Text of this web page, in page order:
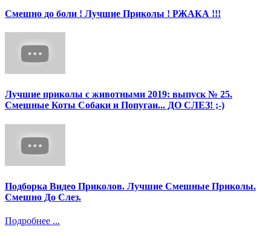
Смешно до боли ! Лучшие Приколы ! РЖАКА !!!
Лучшие приколы с животными 2019: выпуск № 25.
Смешные Коты Собаки и Попугаи... ДО СЛЕЗ! ;-)
Подборка Видео Приколов. Лучшие Смешные Приколы.
Смешно До Слез.
Подробнее ...